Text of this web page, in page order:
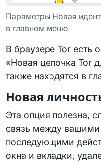
Параметры Новая
в главном меню
В браузере Tor есть
«Новая цепочка Tor
также находятся в
Новая
Эта опция полезна,
связь между
последующими
окна и вкладки,